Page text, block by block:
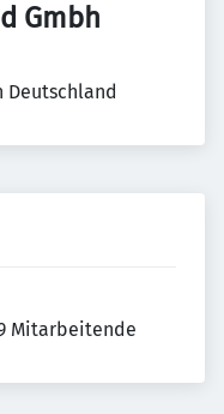
Gmbh
Deutschland
Mitarbeitende